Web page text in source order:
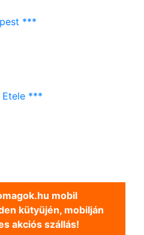
***
***
mobil
kütyüjén, mobilján
akciós szállás!